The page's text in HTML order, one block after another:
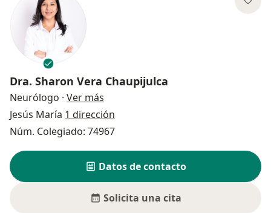
Dra. Sharon Vera Chaupijulca
Neurólogo · Ver más
Jesús María 1 dirección
Núm. Colegiado: 74967
Datos de contacto
Solicita una cita